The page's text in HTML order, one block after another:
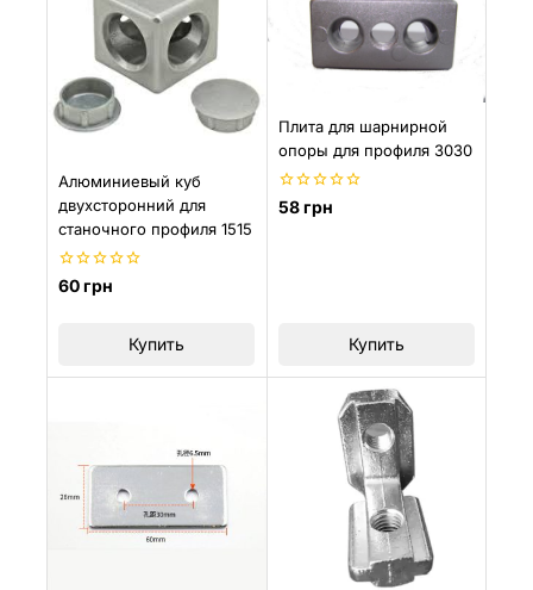
Алюминиевый куб
двухсторонний для
станочного профиля 1515
0
60грн
Купить
Плита для шарнирной
опоры для профиля 3030
0
58грн
Купить